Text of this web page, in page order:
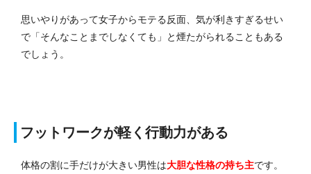
思いやりがあって女子からモテる反面、気が利きすぎるせい
で「そんなことまでしなくても」と煙たがられることもある
でしょう。
フットワークが軽く行動力がある
体格の割に手だけが大きい男性は大胆な性格の持ち主です。